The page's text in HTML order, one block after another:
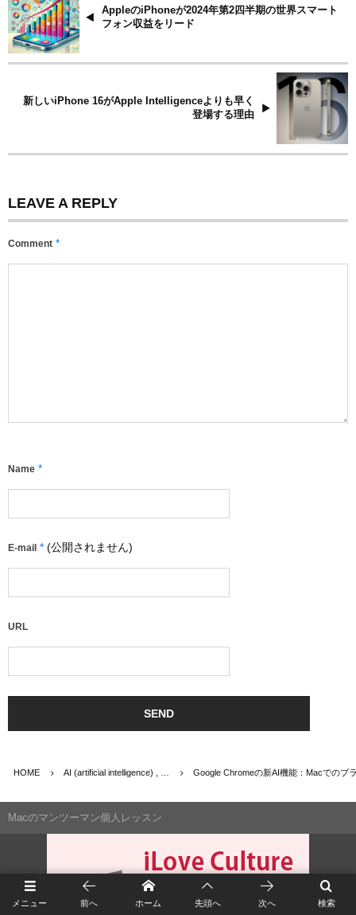
AppleのiPhoneが2024年第2四半期の世界スマート
フォン収益をリード
新しいiPhone 16がApple Intelligenceよりも早く
登場する理由
LEAVE A REPLY
Comment *
Name *
E-mail * (公開されません)
URL
HOME AI (artificial intelligence) , … Google Chromeの新AI機能：Macでのブ
Macのマンツーマン個人レッスン
メニュー 検索
前へ ホーム 先頭へ 次へ